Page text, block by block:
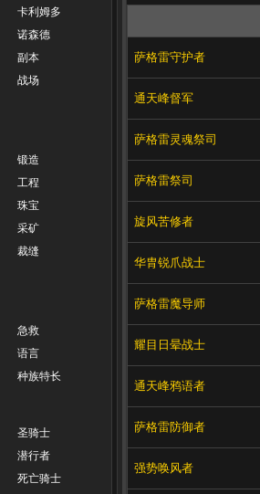
卡利姆多
诺森德
副本
战场
锻造
工程
珠宝
采矿
裁缝
急救
语言
种族特长
圣骑士
潜行者
死亡骑士
萨格雷守护者
通天峰督军
萨格雷灵魂祭司
萨格雷祭司
旋风苦修者
华胄锐爪战士
萨格雷魔导师
耀目日晕战士
通天峰鸦语者
萨格雷防御者
强势唤风者